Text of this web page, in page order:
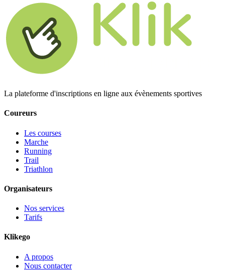
La plateforme d'inscriptions en ligne aux évènements sportives
Coureurs
Les courses
Marche
Running
Trail
Triathlon
Organisateurs
Nos services
Tarifs
Klikego
A propos
Nous contacter